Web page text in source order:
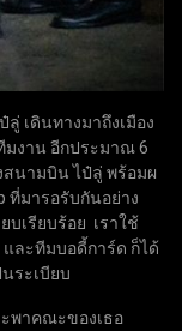
เดินทางมาถึงเมือง
มงาน อีกประมาณ 6
นามบิน ไป๋ลู่ พร้อมผ
ที่มารอรับกันอย่าง
บเรียบร้อย เราใช้
ละทีมบอดี้การ์ด ก็ได้
ระเบียบ
ะพาคณะของเธอ